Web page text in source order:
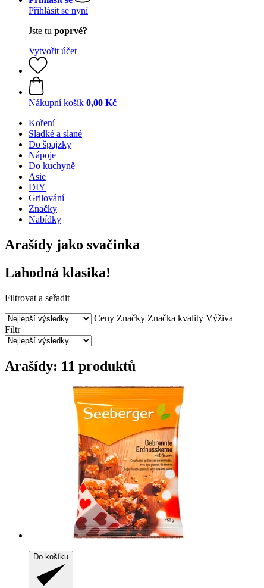
Přihlásit se nyní
Jste tu poprvé?
Vytvořit účet
Nákupní košík 0,00 Kč
Koření
Sladké a slané
Do špajzky
Nápoje
Do kuchyně
Asie
DIY
Grilování
Značky
Nabídky
Arašídy jako svačinka
Lahodná klasika!
Filtrovat a seřadit
Ceny Značky Značka kvality Výživa
Filtr
Arašídy: 11 produktů
Do košíku